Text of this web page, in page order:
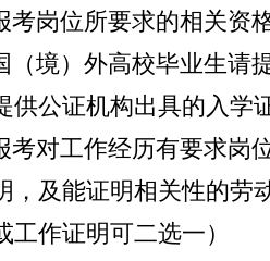
考岗位所要求的相关资
（境）外高校毕业生请
供公证机构出具的入学
考对工作经历有要求岗
，及能证明相关性的劳
工作证明可二选一）